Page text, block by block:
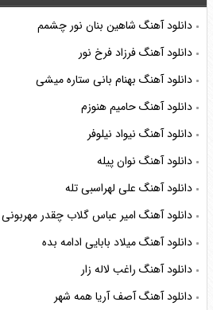
دانلود آهنگ شاهین بنان نور چشمم
دانلود آهنگ فرزاد فرخ نور
دانلود آهنگ بهنام بانی ستاره میشی
دانلود آهنگ حامیم هنوزم
دانلود آهنگ نیواد نیلوفر
دانلود آهنگ نوان پیله
دانلود آهنگ علی لهراسبی تله
دانلود آهنگ امیر عباس گلاب چقدر مهربونی
دانلود آهنگ میلاد بابایی ادامه بده
دانلود آهنگ راغب لاله زار
دانلود آهنگ آصف آریا همه شهر